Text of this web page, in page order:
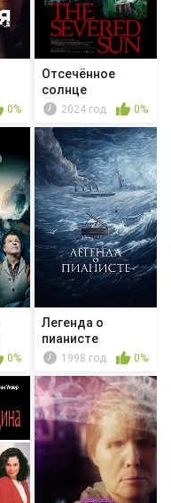
0%
Отсечённое
солнце
2024 год 0%
0%
Легенда о
пианисте
1998 год 0%